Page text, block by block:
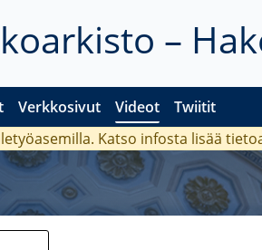
–
Verkkosivut Videot Twiitit
Katso infosta lisää